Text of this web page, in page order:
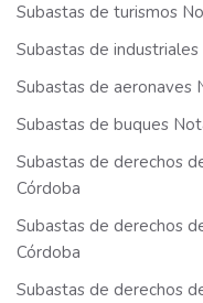
Subastas de turismos
Subastas de
Subastas de aeronaves
Subastas de buques
Subastas de derechos
Córdoba
Subastas de derechos
Córdoba
Subastas de derechos